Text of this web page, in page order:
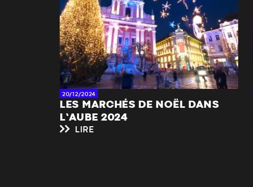
20/12/2024
LES MARCHÉS DE NOËL DANS
L’AUBE 2024
LIRE